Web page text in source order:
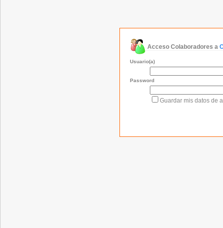
Acceso Colaboradores a
Usuario(a)
Password
Guardar mis datos de